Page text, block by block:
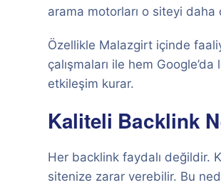
arama motorları o siteyi
Özellikle Malazgirt içinde
çalışmaları ile hem
etkileşim kurar.
Kaliteli Backlink
Her backlink faydalı değildir.
sitenize zarar verebilir. Bu